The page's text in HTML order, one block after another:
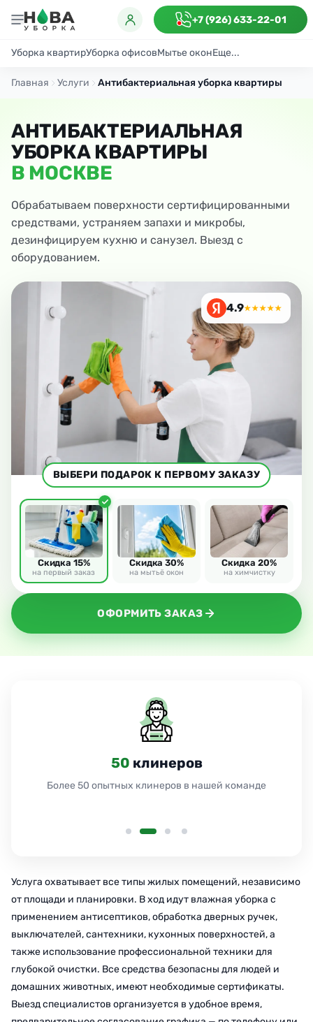
+7 (926) 633-22-01
Уборка квартирУборка офисовМытье оконЕще...
ГенеральнаяПоддерживающаяПосле ремонта
Главная Услуги Антибактериальная уборка квартиры
АНТИБАКТЕРИАЛЬНАЯ
УБОРКА КВАРТИРЫ
В МОСКВЕ
Обрабатываем поверхности сертифицированными
средствами, устраняем запахи и микробы,
дезинфицируем кухню и санузел. Выезд с
оборудованием.
ОФОРМИТЬ ЗАКАЗ
4.9★★★★★
ВЫБЕРИ ПОДАРОК К ПЕРВОМУ ЗАКАЗУ
Скидка 15%
на первый заказ
Скидка 30%
на мытьё окон
Скидка 20%
на химчистку
24часа
Работаем 24 часа без выходных и праздников
Услуга охватывает все типы жилых помещений, независимо
от площади и планировки. В ход идут влажная уборка с
применением антисептиков, обработка дверных ручек,
выключателей, сантехники, кухонных поверхностей, а
также использование профессиональной техники для
глубокой очистки. Все средства безопасны для людей и
домашних животных, имеют необходимые сертификаты.
Выезд специалистов организуется в удобное время,